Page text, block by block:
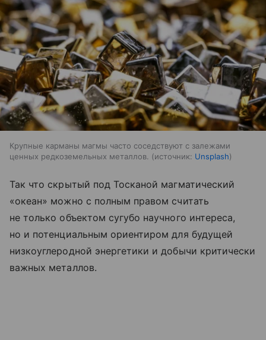
Крупные карманы магмы часто соседствуют с залежами
ценных редкоземельных металлов.
источник: Unsplash
Так что скрытый под Тосканой магматический
«океан» можно с полным правом считать
не только объектом сугубо научного интереса,
но и потенциальным ориентиром для будущей
низкоуглеродной энергетики и добычи критически
важных металлов.